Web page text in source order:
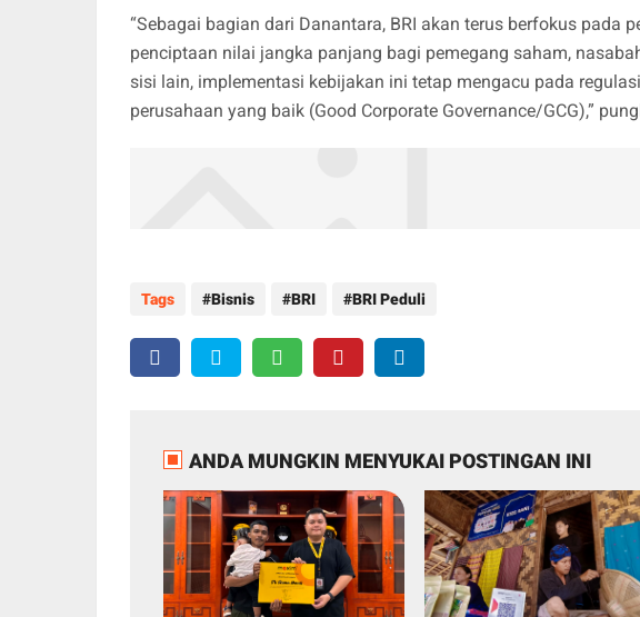
“Sebagai bagian dari Danantara, BRI akan terus berfokus pada
penciptaan nilai jangka panjang bagi pemegang saham,
sisi lain, implementasi kebijakan ini tetap mengacu pada
perusahaan yang baik (Good Corporate Governance/GCG),”
Tags Bisnis BRI BRI Peduli
ANDA MUNGKIN MENYUKAI POSTINGAN INI